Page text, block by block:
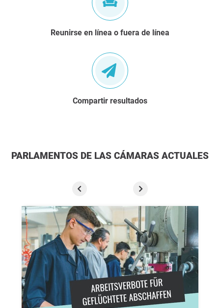
Reunirse en línea o fuera de línea
Compartir resultados
PARLAMENTOS DE LAS CÁMARAS ACTUALES